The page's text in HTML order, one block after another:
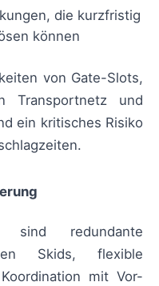
die kurzfristig
können
von Gate-Slots,
Transportnetz und
ein kritisches Risiko
sind redundante
Skids, flexible
mit Vor-